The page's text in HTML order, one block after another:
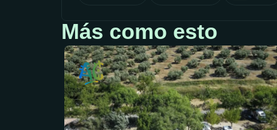
Más como esto